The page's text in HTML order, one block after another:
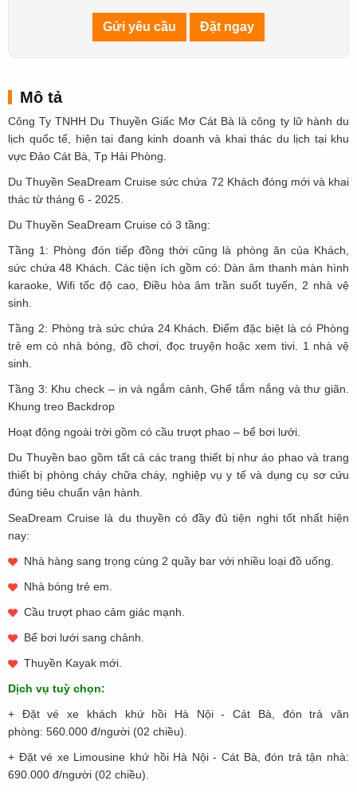
Gửi yêu cầu Đặt ngay
Mô tả
Công Ty TNHH Du Thuyền Giấc Mơ Cát Bà là công ty lữ hành du
lịch quốc tế, hiện tại đang kinh doanh và khai thác du lịch tại khu
vực Đảo Cát Bà, Tp Hải Phòng.
Du Thuyền SeaDream Cruise sức chứa 72 Khách đóng mới và khai
thác từ tháng 6 - 2025.
Du Thuyền SeaDream Cruise có 3 tầng:
Tầng 1: Phòng đón tiếp đồng thời cũng là phòng ăn của Khách,
sức chứa 48 Khách. Các tiện ích gồm có: Dàn âm thanh màn hình
karaoke, Wifi tốc độ cao, Điều hòa âm trần suốt tuyến, 2 nhà vệ
sinh.
Tầng 2: Phòng trà sức chứa 24 Khách. Điểm đặc biệt là có Phòng
trẻ em có nhà bóng, đồ chơi, đọc truyện hoặc xem tivi. 1 nhà vệ
sinh.
Tầng 3: Khu check – in và ngắm cảnh, Ghế tắm nắng và thư giãn.
Khung treo Backdrop
Hoạt động ngoài trời gồm có cầu trượt phao – bể bơi lưới.
Du Thuyền bao gồm tất cả các trang thiết bị như áo phao và trang
thiết bị phòng cháy chữa cháy, nghiệp vụ y tế và dụng cụ sơ cứu
đúng tiêu chuẩn vận hành.
SeaDream Cruise là du thuyền có đầy đủ tiện nghi tốt nhất hiện
nay:
Nhà hàng sang trọng cùng 2 quầy bar với nhiều loại đồ uống.
Nhà bóng trẻ em.
Cầu trượt phao cảm giác mạnh.
Bể bơi lưới sang chảnh.
Thuyền Kayak mới.
Dịch vụ tuỳ chọn:
+ Đặt vé xe khách khứ hồi Hà Nội - Cát Bà, đón trả văn
phòng: 560.000 đ/người (02 chiều).
+ Đặt vé xe Limousine khứ hồi Hà Nội - Cát Bà, đón trả tận nhà:
690.000 đ/người (02 chiều).